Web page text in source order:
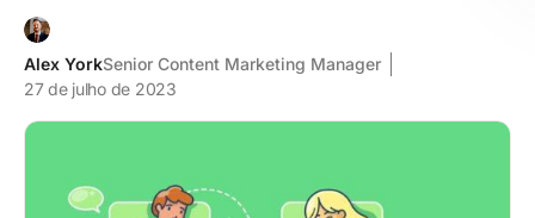
Alex YorkSenior Content Marketing Manager
27 de julho de 2023